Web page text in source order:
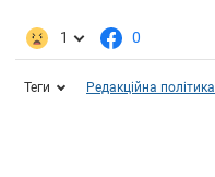
1 0
Теги Редакційна політика